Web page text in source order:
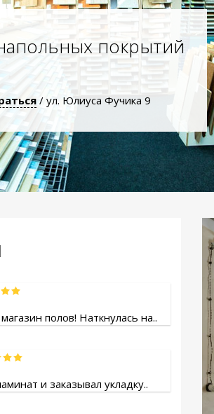
покрытий
/ ул. Юлиуса Фучика 9
полов! Наткнулась на..
и заказывал укладку..